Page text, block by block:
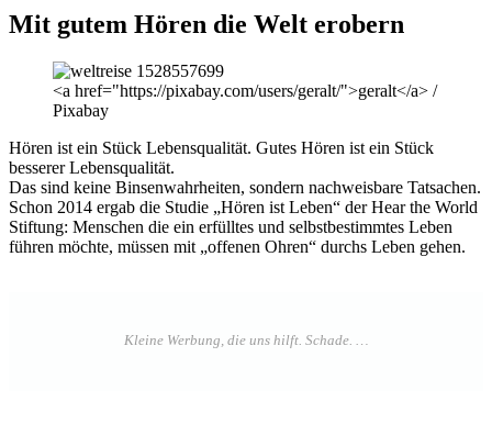
Mit gutem Hören die Welt erobern
<a href="https://pixabay.com/users/geralt/">geralt</a> /
Pixabay
Hören ist ein Stück Lebensqualität. Gutes Hören ist ein Stück
besserer Lebensqualität.
Das sind keine Binsenwahrheiten, sondern nachweisbare Tatsachen.
Schon 2014 ergab die Studie „Hören ist Leben“ der Hear the World
Stiftung: Menschen die ein erfülltes und selbstbestimmtes Leben
führen möchte, müssen mit „offenen Ohren“ durchs Leben gehen.